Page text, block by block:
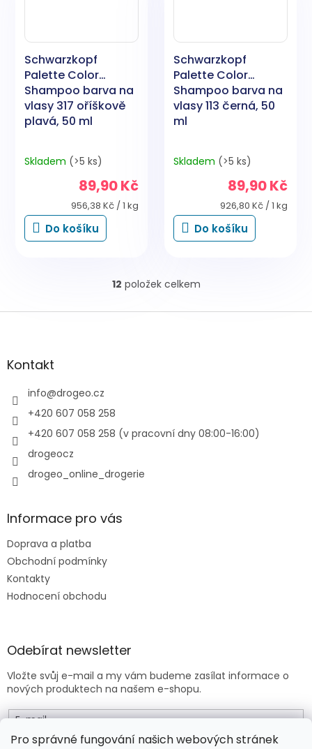
Pro správné fungování našich webových stránek
Schwarzkopf
Palette Color
Shampoo barva na
vlasy 317 oříškově
plavá, 50 ml
Skladem (>5 ks)
89,90 Kč
Měrná
cena:
956,38 Kč / 1 kg
Do košíku
Schwarzkopf
Palette Color
Shampoo barva na
vlasy 113 černá, 50
ml
Skladem (>5 ks)
89,90 Kč
Měrná
cena:
926,80 Kč / 1 kg
Do košíku
O
l
k
12 položek celkem
Z
aKontakt
info@drogeo.cz
+420 607 058 258
+420 607 058 258 (v pracovní dny 08:00-16:00)
drogeocz
drogeo_online_drogerie
Informace pro vás
Doprava a platba
Obchodní podmínky
Kontakty
Hodnocení obchodu
Odebírat newsletter
Vložte svůj e-mail a my vám budeme zasílat informace o
nových produktech na našem e-shopu.
E-mail